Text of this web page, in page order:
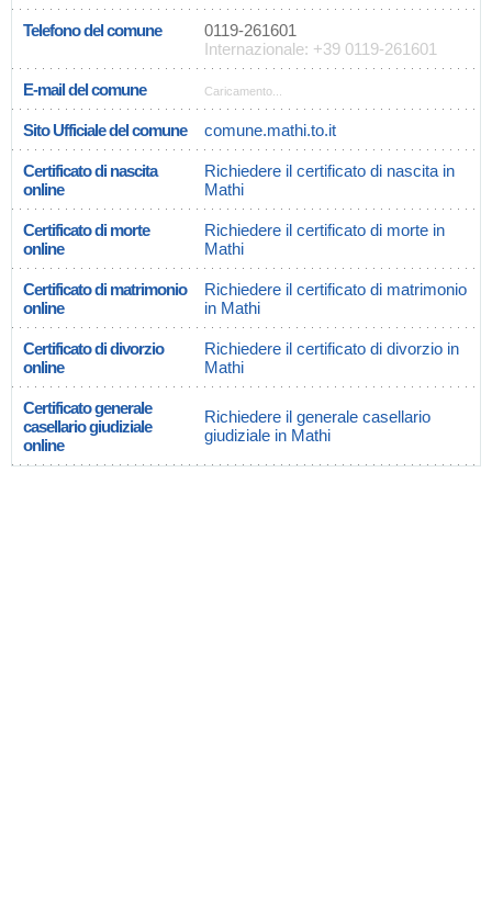
Telefono del comune
0119-261601
Internazionale: +39 0119-261601
E-mail del comune Caricamento...
Sito Ufficiale del comune comune.mathi.to.it
Certificato di nascita
online
Richiedere il certificato di nascita in
Mathi
Certificato di morte
online
Richiedere il certificato di morte in
Mathi
Certificato di matrimonio
online
Richiedere il certificato di matrimonio
in Mathi
Certificato di divorzio
online
Richiedere il certificato di divorzio in
Mathi
Certificato generale
casellario giudiziale
online
Richiedere il generale casellario
giudiziale in Mathi